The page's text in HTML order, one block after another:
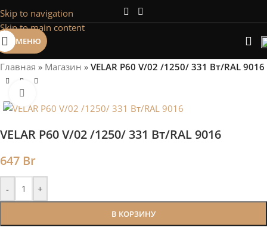
Skip to navigation
Skip to main content
Сэкономим Ваше время на подбор
Рассчитаем мощность | Предложим от 3х вариантов | В
наличии и под заказ
Скидки от 5%
МЕНЮ
Главная » Магазин » VELAR P60 V/02 /1250/ 331 Bт/RAL 9016
VELAR P60 V/02 /1250/ 331 Bт/RAL 9016
647 Br
- +
В КОРЗИНУ